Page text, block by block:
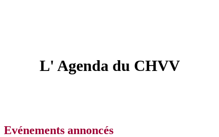
L' Agenda du CHVV
Evénements annoncés